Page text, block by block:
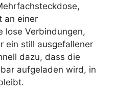
an einer
lose Verbindungen,
ein still ausgefallener
dazu, dass die
aufgeladen wird, in